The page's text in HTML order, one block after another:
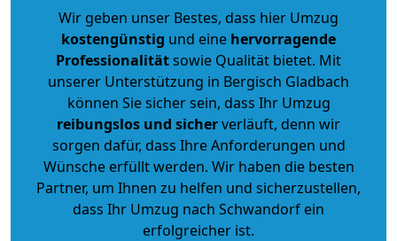
Wir geben unser Bestes, dass hier Umzug
kostengünstig und eine hervorragende
Professionalitätsowie Qualität bietet. Mit
unserer Unterstützung in Bergisch Gladbach
können Sie sicher sein, dass Ihr Umzug
reibungslos und sicherverläuft, denn wir
sorgen dafür, dass Ihre Anforderungen und
Wünsche erfüllt werden. Wir haben die besten
Partner, um Ihnen zu helfen und sicherzustellen,
dass Ihr Umzug nach Schwandorf ein
erfolgreicher ist.